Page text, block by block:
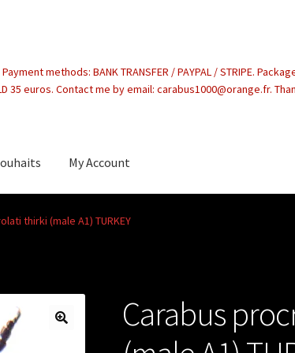
methods: BANK TRANSFER / PAYPAL / STRIPE.
35 euros. Contact me by email: carabus1000@orange.fr.
My Account
thirki (male A1) TURKEY
Carabus